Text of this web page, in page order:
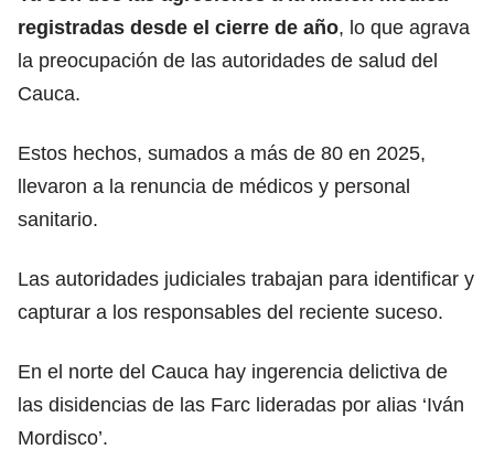
registradas desde el cierre de año, lo que agrava
la preocupación de las autoridades de salud del
Cauca.
Estos hechos, sumados a más de 80 en 2025,
llevaron a la renuncia de médicos y personal
sanitario.
Las autoridades judiciales trabajan para identificar y
capturar a los responsables del reciente suceso.
En el norte del Cauca hay ingerencia delictiva de
las disidencias de las Farc lideradas por alias ‘Iván
Mordisco’.